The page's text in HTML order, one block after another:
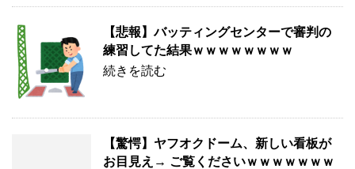
【悲報】バッティングセンターで審判の
練習してた結果ｗｗｗｗｗｗｗｗ
続きを読む
【驚愕】ヤフオクドーム、新しい看板が
お目見え→ ご覧くださいｗｗｗｗｗｗｗ